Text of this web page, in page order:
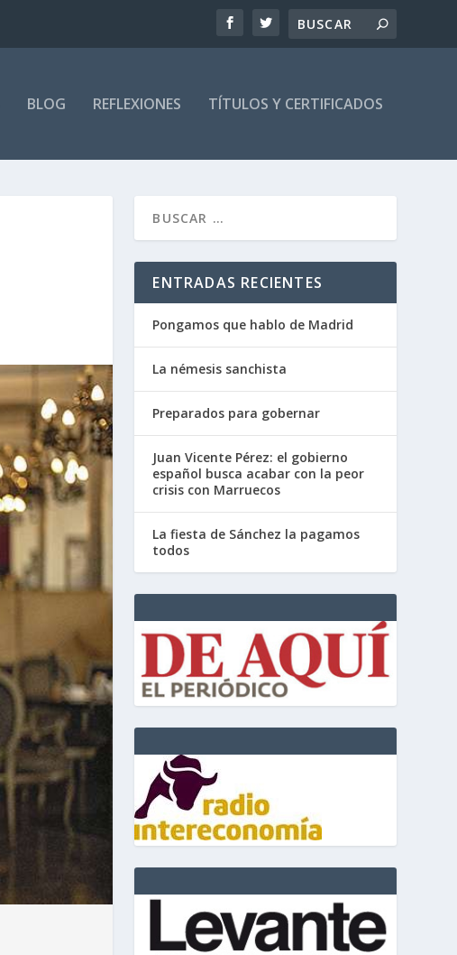
BLOG REFLEXIONES TÍTULOS Y CERTIFICADOS
ENTRADAS RECIENTES
Pongamos que hablo de Madrid
La némesis sanchista
Preparados para gobernar
Juan Vicente Pérez: el gobierno
español busca acabar con la peor
crisis con Marruecos
La fiesta de Sánchez la pagamos
todos